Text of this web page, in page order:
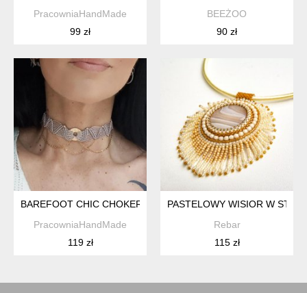
PracowniaHandMade
99 zł
BEEŻOO
90 zł
BAREFOOT CHIC CHOKER
PracowniaHandMade
119 zł
PASTELOWY WISIOR W
Rebar
115 zł